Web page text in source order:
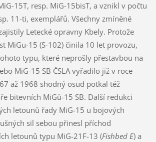
15T, resp. MiG-15bisT, a vznikl v počtu
11-ti, exemplářů. Všechny zmíněné
Letecké opravny Kbely. Protože
MiGu-15 (S-102) činila 10 let provozu,
typu, které neprošly přestavbou na
MiG-15 SB ČSLA vyřadilo již v roce
až 1968 shodný osud potkal též
bitevních MiGů-15 SB. Další redukci
letounů řady MiG-15 u bojových
sil sebou přinesl příchod
letounů typu MiG-21F-13 (Fishbed E) a